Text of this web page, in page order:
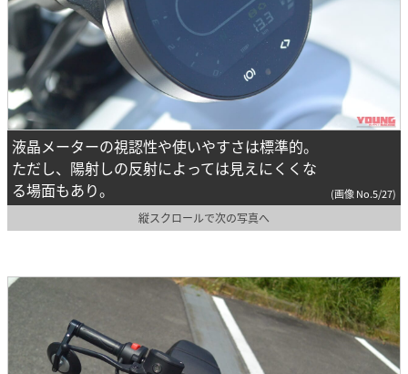
液晶メーターの視認性や使いやすさは標準的。
ただし、陽射しの反射によっては見えにくくな
る場面もあり。
(画像 No.5/27)
縦スクロールで次の写真へ